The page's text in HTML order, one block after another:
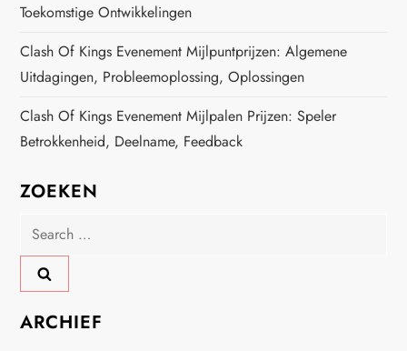
Toekomstige Ontwikkelingen
Clash Of Kings Evenement Mijlpuntprijzen: Algemene
Uitdagingen, Probleemoplossing, Oplossingen
Clash Of Kings Evenement Mijlpalen Prijzen: Speler
Betrokkenheid, Deelname, Feedback
ZOEKEN
Search
ARCHIEF